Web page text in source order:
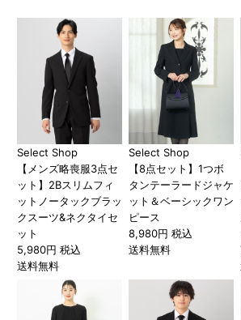
Select Shop
【メンズ略喪服3点セ
ット】2Bスリムフィ
ットノータックブラッ
クスーツ&ネクタイセ
ット
5,980円 税込
送料無料
Select Shop
【8点セット】1つボ
タンテーラードジャケ
ット＆ベーシックワン
ピース
8,980円 税込
送料無料